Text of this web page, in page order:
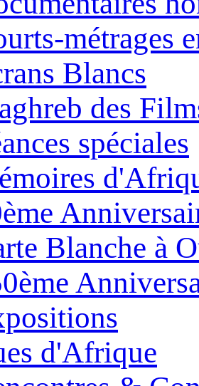
métrages
Blancs
des
spéciales
Blanche à
d'Afrique